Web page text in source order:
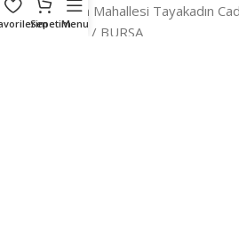
Adres:Reyhan Mahallesi Tayakadın
/ a Osmangazi / BURSA
SepetimMenu